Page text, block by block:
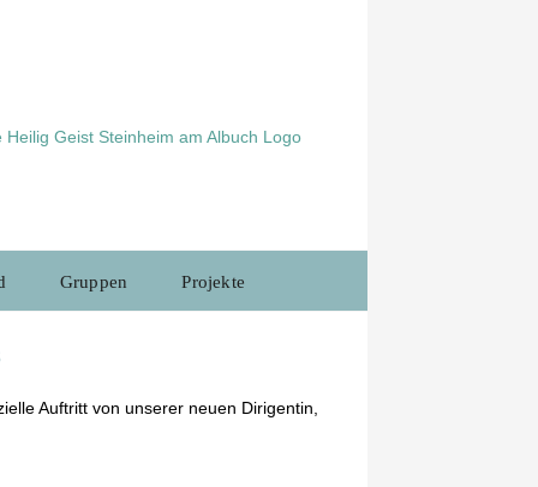
Gruppen Projekte
Auftritt von unserer neuen Dirigentin,